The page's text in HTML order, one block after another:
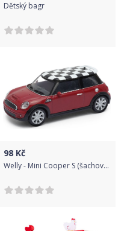
Dětský bagr
98 Kč
Welly - Mini Cooper S (šachovnice) model 1:43 červený